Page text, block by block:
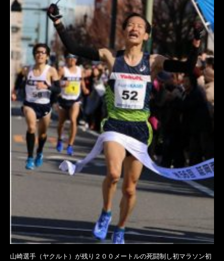
山崎選手（ヤクルト）が残り２００メートルの死闘制し初マラソン初